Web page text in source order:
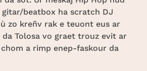
gitar/beatbox ha scratch DJ
zo kreñv rak e teuont eus ar
da Tolosa vo graet trouz evit ar
a rimp enep-faskour da